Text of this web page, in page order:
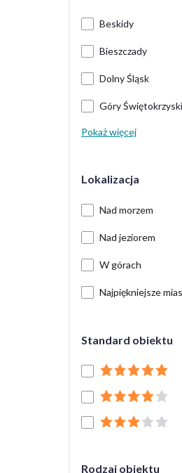
Beskidy
Bieszczady
Dolny Śląsk
Góry
Pokaż więcej
Lokalizacja
Nad morzem
Nad jeziorem
W górach
Najpiękniejsze
Standard obiektu
Rodzaj obiektu